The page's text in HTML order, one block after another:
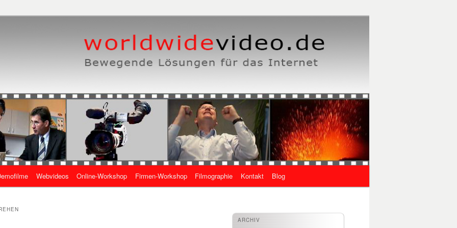
Videos
Webvideos Online-Workshop Firmen-Workshop Filmographie Kontakt Blog
ARCHIV